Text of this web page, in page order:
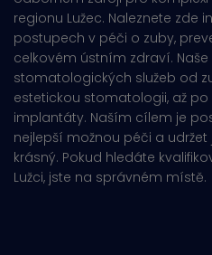
regionu Lužec. Naleznete zde
postupech v péči o zuby,
celkovém ústním zdraví.
stomatologických služeb od
estetickou stomatologii, až
implantáty. Naším cílem je
nejlepší možnou péči a
krásný. Pokud hledáte
Lužci, jste na správném místě.